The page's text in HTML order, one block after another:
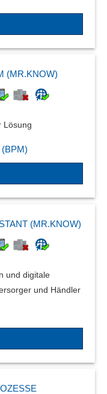
(MR.KNOW)
Lösung
(MR.KNOW)
und digitale
und Händler